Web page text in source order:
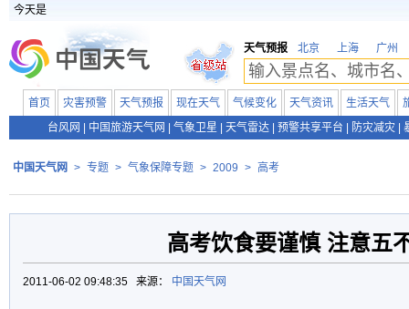
今天是
天气预报 北京 上海 广州
首页 灾害预警 天气预报 现在天气 气候变化 天气资讯 生活天气
台风网
中国旅游天气网 气象卫星 天气雷达 预警共享平台 防灾减灾
中国天气网 > 专题 > 气象保障专题 > 2009 > 高考
高考饮食要谨慎 注意五
2011-06-02 09:48:35 来源： 中国天气网